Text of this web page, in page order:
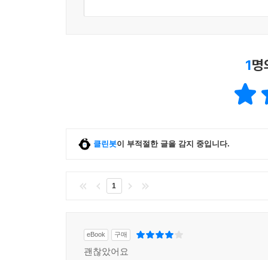
1명
클린봇이 부적절한 글을 감지 중입니다.
1
eBook 구매
괜찮았어요